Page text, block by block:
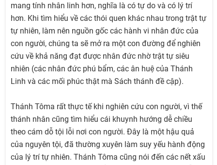
mang tính nhân linh hơn, nghĩa là có tự do và có lý trí
hơn. Khi tìm hiểu về các thói quen khác nhau trong trật tự
tự nhiên, làm nên nguồn gốc các hành vi nhân đức của
con người, chúng ta sẽ mở ra một con đường để nghiên
cứu về khả năng đạt được nhân đức nhờ trật tự siêu
nhiên (các nhân đức phú bẩm, các ân huệ của Thánh
Linh và các mối phúc thật mà Sách thánh đề cập).
Thánh Tôma rất thực tế khi nghiên cứu con người, vì thế
thánh nhân cũng tìm hiểu cái khuynh hướng dễ chiều
theo cám dỗ tội lỗi nơi con người. Đây là một hậu quả
của nguyên tội, đã thường xuyên làm suy yếu hành động
của lý trí tự nhiên. Thánh Tôma cũng nói đến các nết xấu